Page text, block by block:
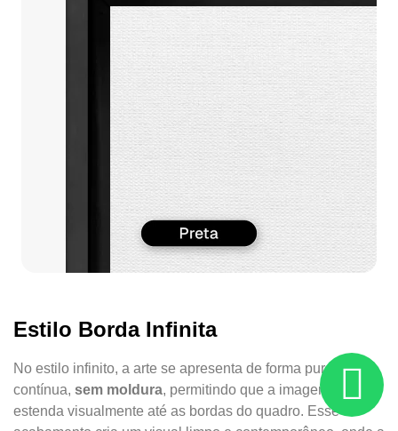
Estilo Borda Infinita
No estilo infinito, a arte se apresenta de forma pura e
contínua, sem moldura, permitindo que a imagem se
estenda visualmente até as bordas do quadro. Esse